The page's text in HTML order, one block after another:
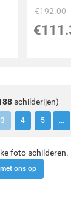
€192.00
€
schilderijen)
3 4 5 ...
foto
ons op